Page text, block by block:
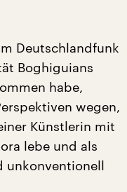
Deutschlandfunk
Boghiguians
habe,
wegen,
Künstlerin mit
lebe und als
unkonventionell